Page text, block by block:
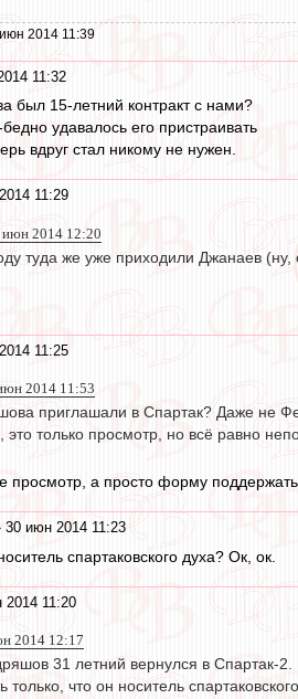
2014 11:39
11:32
был 15-летний контракт с нами?
удавалось его пристраивать
вдруг стал никому не нужен.
11:29
июн 2014 12:20
туда же уже приходили Джанаев
11:25
2014 11:53
приглашали в Спартак? Даже не
это только просмотр, но всё равно
просмотр, а просто форму
30 июн 2014 11:23
спартаковского духа? Ок, ок.
2014 11:20
2014 12:17
31 летний вернулся в Спартак-
только, что он носитель